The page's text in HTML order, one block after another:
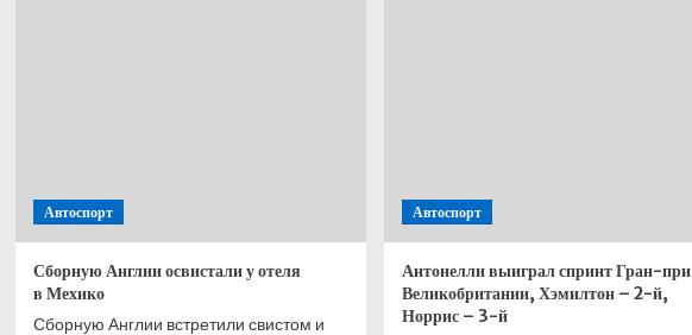
Автоспорт
Сборную Англии освистали у отеля
в Мехико
Сборную Англии встретили свистом и
Автоспорт
Антонелли выиграл спринт Гран-при
Великобритании, Хэмилтон – 2-й,
Норрис – 3-й